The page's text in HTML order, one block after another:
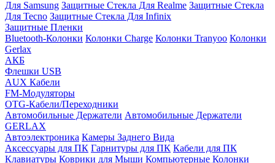
Для Samsung Защитные Стекла Для Realme Защитные Стекла
Для Tecno Защитные Стекла Для Infinix
Защитные Пленки
Bluetooth-Колонки Колонки Charge Колонки Tranyoo Колонки
Gerlax
АКБ
Флешки USB
AUX Кабели
FM-Модуляторы
OTG-Кабели/Переходники
Автомобильные Держатели Автомобильные Держатели
GERLAX
Автоэлектроника Камеры Заднего Вида
Аксессуары для ПК Гарнитуры для ПК Кабели для ПК
Клавиатуры Коврики для Мыши Компьютерные Колонки